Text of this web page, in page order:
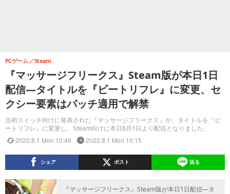
『マッサージフリークス』Steam版が本日1日
配信―タイトルを『ビートリフレ』に変更、セ
クシー要素はパッチ適用で解禁
当初スイッチ向けに発表された『マッサージフリークス』が、タイトルを『ビ
ートリフレ』に変更し、Steam向けに本日8月1日より配信となりました。
PCゲーム Steam
2022.8.1 Mon 10:46 2022.8.1 Mon 10:15
シェア ポスト 送る
『マッサージフリークス』Steam版が本日1日配信―タ